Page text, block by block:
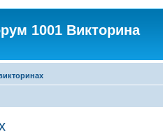
1001 Викторина